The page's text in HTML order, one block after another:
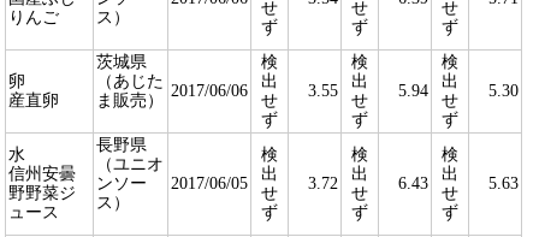
りんご
ス）
せ
ず
せ
ず
せ
ず
卵
産直卵
茨城県
（あじた
ま販売）
2017/06/06
検
出
せ
ず
3.55
検
出
せ
ず
5.94
検
出
せ
ず
5.30
水
信州安曇
野野菜ジ
ュース
長野県
（ユニオ
ンソー
ス）
2017/06/05
検
出
せ
ず
3.72
検
出
せ
ず
6.43
検
出
せ
ず
5.63